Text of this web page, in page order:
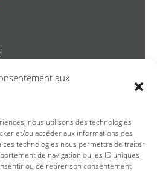
aux
nous utilisons des technologies
et/ou accéder aux informations des
ces technologies nous permettra de traiter
de navigation ou les ID uniques
ou de retirer son consentement